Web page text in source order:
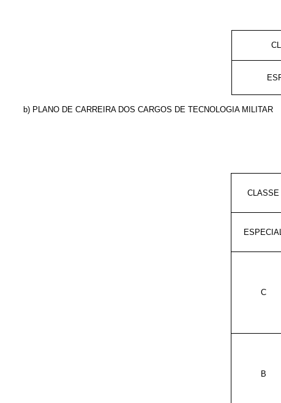
b) PLANO DE CARREIRA DOS CARGOS DE TECNOLOGIA MILITAR
CLASSE
ESPECIAL
C
B